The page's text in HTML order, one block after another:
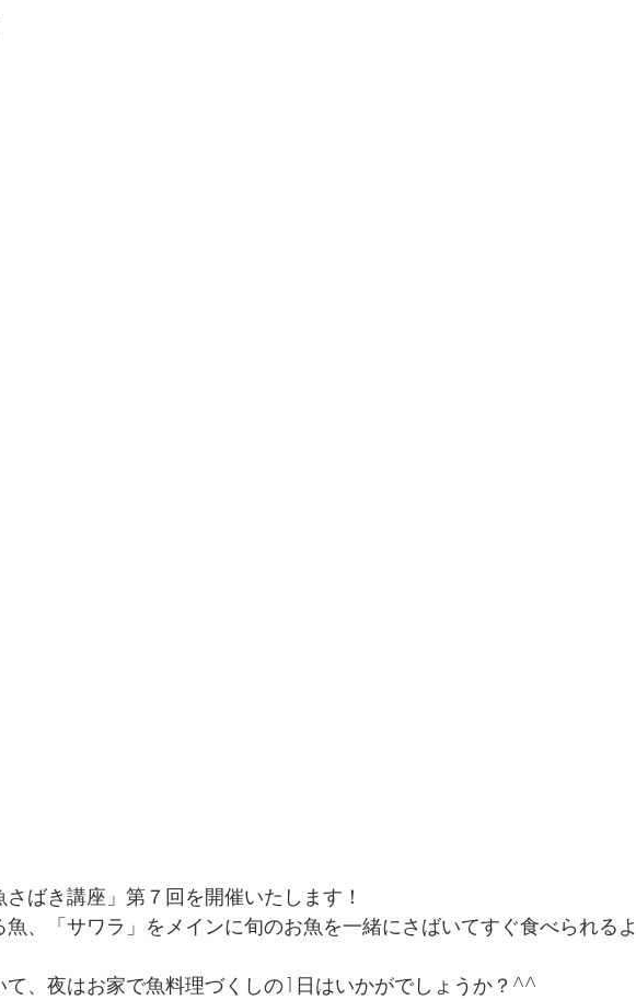
ばき講座」第７回を開催いたします！
、「サワラ」をメインに旬のお魚を一緒にさばいてすぐ食べられるよ
て、夜はお家で魚料理づくしの1日はいかがでしょうか？^^